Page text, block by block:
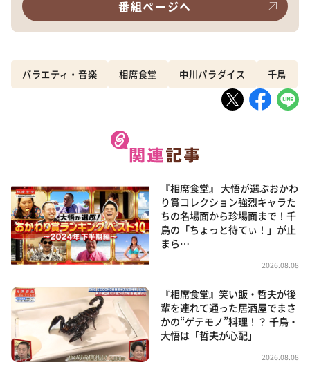
番組ページへ
バラエティ・音楽 相席食堂 中川パラダイス 千鳥
『相席食堂』 大悟が選ぶおかわ
り賞コレクション強烈キャラた
ちの名場面から珍場面まで！千
鳥の「ちょっと待てぃ！」が止
まら…
2026.08.08
『相席食堂』笑い飯・哲夫が後
輩を連れて通った居酒屋でまさ
かの“ゲテモノ”料理！？ 千鳥・
大悟は「哲夫が心配」
2026.08.08